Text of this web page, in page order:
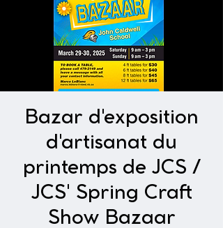
Bazar d'exposition
d'artisanat du
printemps de JCS /
JCS' Spring Craft
Show Bazaar